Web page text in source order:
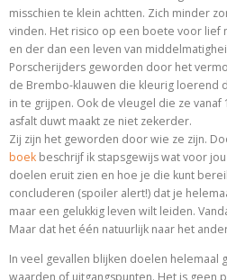
misschien te klein achtten. Zich minder
vinden. Het risico op een boete voor lief
en der dan een leven van
Porscherijders geworden door het
de Brembo-klauwen die kleurig loerend
in te grijpen. Ook de vleugel die ze
asfalt duwt maakt ze niet zekerder.
Zij zijn het geworden door wie ze zijn.
boek beschrijf ik stapsgewijs wat voor
doelen eruit zien en hoe je die kunt
concluderen (spoiler alert!) dat je
maar een gelukkig leven wilt leiden.
Maar dat het één natuurlijk naar het
In veel gevallen blijken doelen helemaal